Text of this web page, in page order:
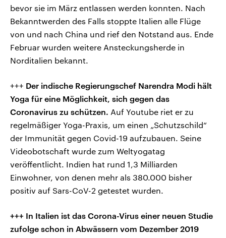
bevor sie im März entlassen werden konnten. Nach
Bekanntwerden des Falls stoppte Italien alle Flüge
von und nach China und rief den Notstand aus. Ende
Februar wurden weitere Ansteckungsherde in
Norditalien bekannt.
+++ Der indische Regierungschef Narendra Modi hält
Yoga für eine Möglichkeit, sich gegen das
Coronavirus zu schützen. Auf Youtube riet er zu
regelmäßiger Yoga-Praxis, um einen „Schutzschild“
der Immunität gegen Covid-19 aufzubauen. Seine
Videobotschaft wurde zum Weltyogatag
veröffentlicht. Indien hat rund 1,3 Milliarden
Einwohner, von denen mehr als 380.000 bisher
positiv auf Sars-CoV-2 getestet wurden.
+++ In Italien ist das Corona-Virus einer neuen Studie
zufolge schon in Abwässern vom Dezember 2019